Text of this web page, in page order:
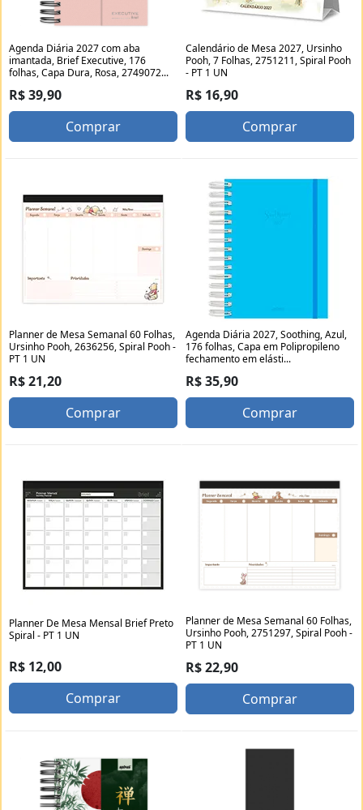
Agenda Diária 2027 com aba
imantada, Brief Executive, 176
folhas, Capa Dura, Rosa, 2749072...
R$ 39,90
Comprar
Calendário de Mesa 2027, Ursinho
Pooh, 7 Folhas, 2751211, Spiral Pooh
- PT 1 UN
R$ 16,90
Comprar
Planner de Mesa Semanal 60 Folhas,
Ursinho Pooh, 2636256, Spiral Pooh -
PT 1 UN
R$ 21,20
Comprar
Agenda Diária 2027, Soothing, Azul,
176 folhas, Capa em Polipropileno
fechamento em elásti...
R$ 35,90
Comprar
Planner De Mesa Mensal Brief Preto
Spiral - PT 1 UN
R$ 12,00
Comprar
Planner de Mesa Semanal 60 Folhas,
Ursinho Pooh, 2751297, Spiral Pooh -
PT 1 UN
R$ 22,90
Comprar